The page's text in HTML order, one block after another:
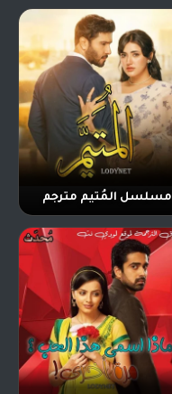
مسلسل المُتيم مترجم